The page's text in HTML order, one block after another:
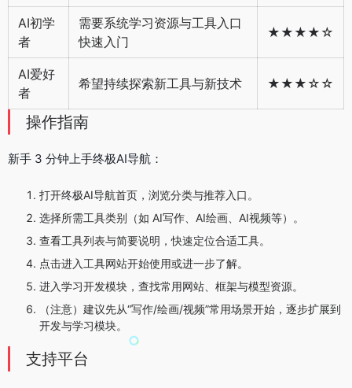
AI初学
者
需要系统学习资源与工具入口
快速入门
★★★★☆
AI爱好
者
希望持续探索新工具与新技术 ★★★☆☆
操作指南
新手 3 分钟上手终极AI导航：
打开终极AI导航首页，浏览分类与推荐入口。
选择所需工具类别（如 AI写作、AI绘画、AI视频等）。
查看工具列表与简要说明，快速定位合适工具。
点击进入工具网站开始使用或进一步了解。
进入学习开发模块，查找常用网站、框架与模型资源。
（注意）建议先从“写作/绘画/视频”常用场景开始，逐步扩展到
开发与学习模块。
支持平台